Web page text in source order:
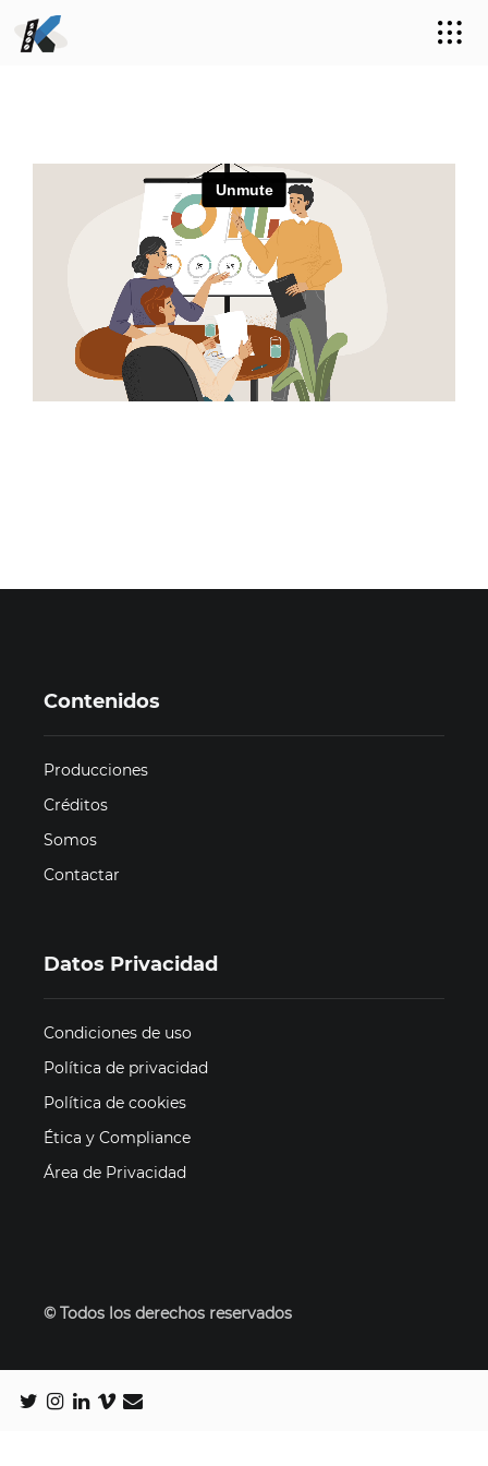
Contenidos
Producciones
Créditos
Somos
Contactar
Datos Privacidad
Condiciones de uso
Política de privacidad
Política de cookies
Ética y Compliance
Área de Privacidad
© Todos los derechos reservados